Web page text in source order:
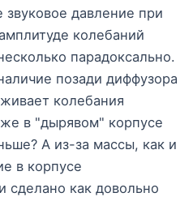
давление при
колебаний
парадоксально.
позади диффузора
колебания
в "дырявом" корпусе
А из-за массы, как и
в корпусе
сделано как довольно